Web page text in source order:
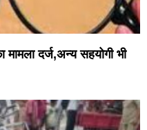
दर्ज,अन्य सहयोगी भी